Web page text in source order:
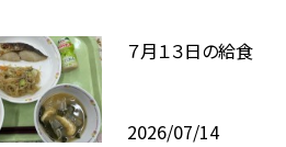
７月１３日の給食
2026/07/14